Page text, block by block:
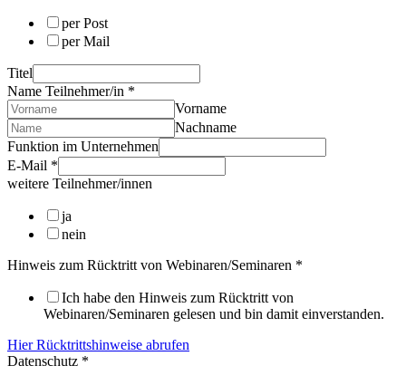
per Post
per Mail
Titel
Name Teilnehmer/in *
Vorname
Nachname
Funktion im Unternehmen
E-Mail *
weitere Teilnehmer/innen
ja
nein
Hinweis zum Rücktritt von Webinaren/Seminaren *
Ich habe den Hinweis zum Rücktritt von
Webinaren/Seminaren gelesen und bin damit einverstanden.
Hier Rücktrittshinweise abrufen
Datenschutz *